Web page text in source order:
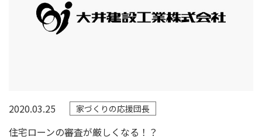
2020.03.25 家づくりの応援団長
住宅ローンの審査が厳しくなる！？